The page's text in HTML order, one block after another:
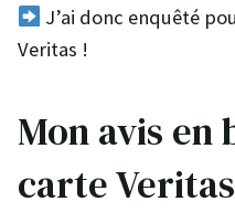
J’ai donc enquêté
Veritas !
Mon avis en
carte Veritas